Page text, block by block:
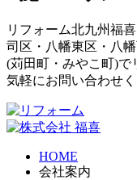
リフォーム北九州福
司区 ・ 八幡東区 ・ 八
(苅田町 ・ みやこ町)で
気軽にお問い合わせく
HOME
会社案内